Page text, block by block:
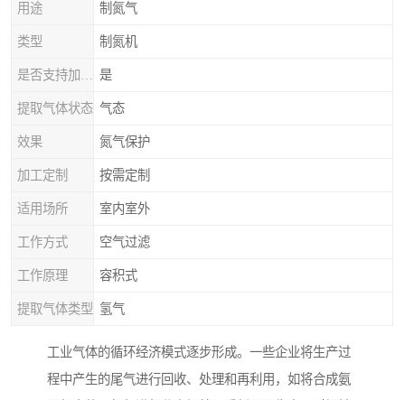
用途 制氮气
类型 制氮机
是
提取气体状态 气态
效果 氮气保护
加工定制 按需定制
适用场所 室内室外
工作方式 空气过滤
工作原理 容积式
提取气体类型 氢气
工业气体的循环经济模式逐步形成。一些企业将生产过
程中产生的尾气进行回收、处理和再利用，如将合成氨